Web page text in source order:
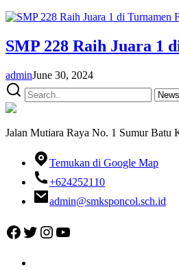
SMP 228 Raih Juara 1
adminJune 30, 2024
Jalan Mutiara Raya No. 1 Sumur Batu
Temukan di Google Map
+624252110
admin@smksponcol.sch.id
Facebook
Twitter
Instagram
YouTube